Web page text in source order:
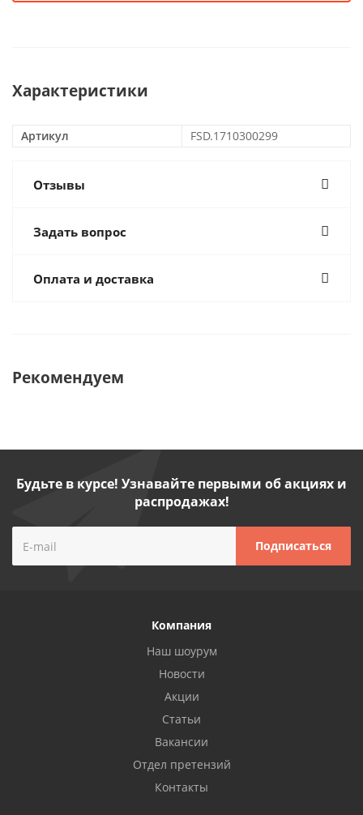
Характеристики
Артикул FSD.1710300299
Отзывы
Задать вопрос
Оплата и доставка
Рекомендуем
Будьте в курсе! Узнавайте первыми об акциях и
распродажах!
Компания
Наш шоурум
Новости
Акции
Статьи
Вакансии
Отдел претензий
Контакты